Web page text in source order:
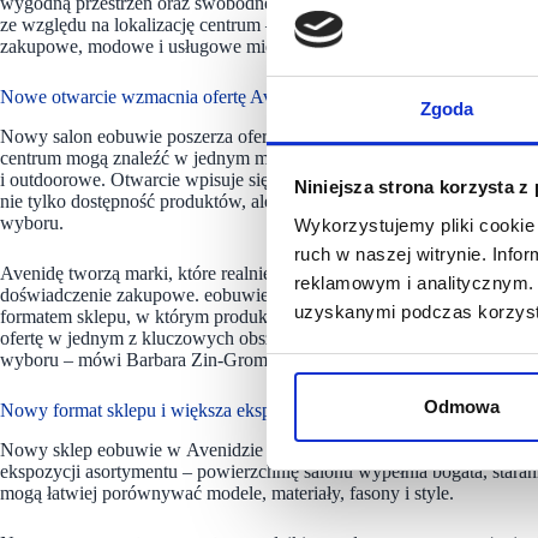
Zgoda
Niniejsza strona korzysta z
Wykorzystujemy pliki
ruch w naszej witrynie.
reklamowym i
uzyskanymi podczas
Odmowa
ze względu na lokalizację centrum – jedną z kluczowych przestrzeni
zakupowe, modowe i usługowe mieszkańców miasta oraz regionu.
Nowe otwarcie wzmacnia ofertę Avenidy
Nowy salon eobuwie poszerza ofertę Avenidy w kategorii mody,
centrum mogą znaleźć w jednym miejscu propozycje na co dzień, do
i outdoorowe. Otwarcie wpisuje się w kierunek rozwoju
nie tylko dostępność produktów, ale również przejrzysta ekspozycja,
wyboru.
Avenidę tworzą marki, które realnie odpowiadają na potrzeby
doświadczenie zakupowe. eobuwie doskonale wpisuje się w ten
formatem sklepu, w którym produkt jest bliżej klienta, a zakupy stają
ofertę w jednym z kluczowych obszarów – mody, obuwia i
wyboru – mówi Barbara Zin-Gromadzka, Dyrektor Avenidy Poznań.
Nowy format sklepu i większa ekspozycja produktów
Nowy sklep eobuwie w Avenidzie prezentuje odświeżone podejście
ekspozycji asortymentu – powierzchnię salonu wypełnia bogata,
mogą łatwiej porównywać modele, materiały, fasony i style.